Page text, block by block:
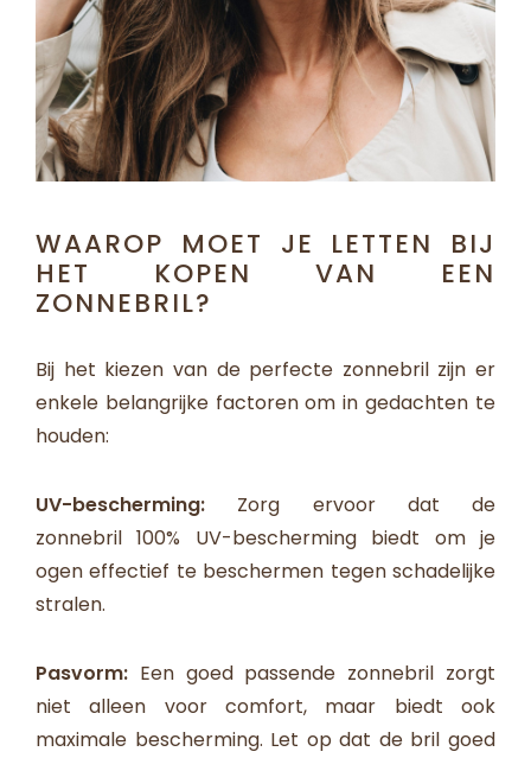
WAAROP MOET JE LETTEN BIJ
HET KOPEN VAN EEN
ZONNEBRIL?
Bij het kiezen van de perfecte zonnebril zijn er
enkele belangrijke factoren om in gedachten te
houden:
UV-bescherming: Zorg ervoor dat de
zonnebril 100% UV-bescherming biedt om je
ogen effectief te beschermen tegen schadelijke
stralen.
Pasvorm: Een goed passende zonnebril zorgt
niet alleen voor comfort, maar biedt ook
maximale bescherming. Let op dat de bril goed